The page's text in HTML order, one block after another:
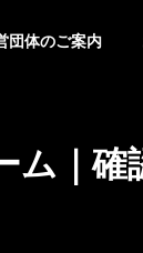
団体のご案内
ム｜確